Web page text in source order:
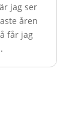
jag ser
åren
får jag